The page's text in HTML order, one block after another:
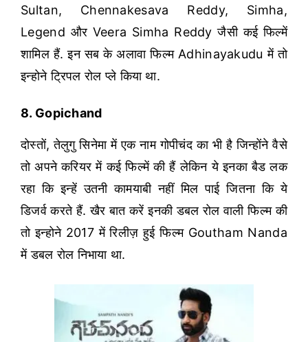
Sultan, Chennakesava Reddy, Simha,
Legend और Veera Simha Reddy जैसी कई फिल्में
शामिल हैं. इन सब के अलावा फिल्म Adhinayakudu में तो
इन्होने ट्रिपल रोल प्ले किया था.
8. Gopichand
दोस्तों, तेलुगु सिनेमा में एक नाम गोपीचंद का भी है जिन्होंने वैसे
तो अपने करियर में कई फिल्में की हैं लेकिन ये इनका बैड लक
रहा कि इन्हें उतनी कामयाबी नहीं मिल पाई जितना कि ये
डिजर्व करते हैं. खैर बात करें इनकी डबल रोल वाली फिल्म की
तो इन्होने 2017 में रिलीज़ हुई फिल्म Goutham Nanda
में डबल रोल निभाया था.